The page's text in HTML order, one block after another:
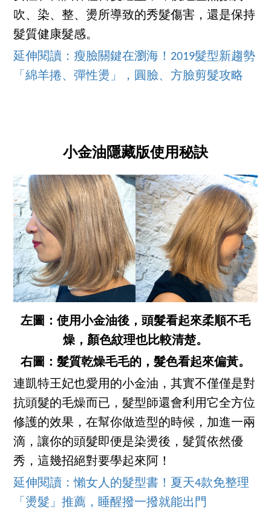
吹、染、整、燙所導致的秀髮傷害，還是保持
髮質健康髮感。
延伸閱讀：瘦臉關鍵在瀏海！2019髮型新趨勢
「綿羊捲、彈性燙」，圓臉、方臉剪髮攻略
小金油隱藏版使用秘訣
左圖：使用小金油後，頭髮看起來柔順不毛
燥，顏色紋理也比較清楚。
右圖：髮質乾燥毛毛的，髮色看起來偏黃。
連凱特王妃也愛用的小金油，其實不僅僅是對
抗頭髮的毛燥而已，髮型師還會利用它全方位
修護的效果，在幫你做造型的時候，加進一兩
滴，讓你的頭髮即便是染燙後，髮質依然優
秀，這幾招絕對要學起來阿！
延伸閱讀：懶女人的髮型書！夏天4款免整理
「燙髮」推薦，睡醒撥一撥就能出門